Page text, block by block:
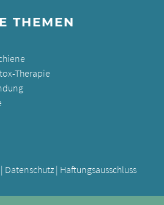
THEMEN
Therapie
| Datenschutz| Haftungsausschluss